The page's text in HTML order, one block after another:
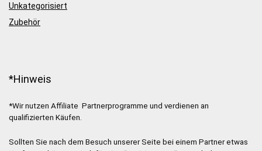
Unkategorisiert
Zubehör
*Hinweis
*Wir nutzen Affiliate Partnerprogramme und verdienen an
qualifizierten Käufen.
Sollten Sie nach dem Besuch unserer Seite bei einem Partner etwas